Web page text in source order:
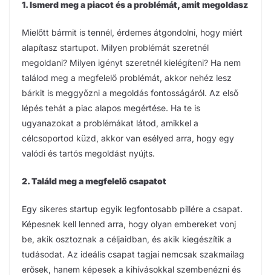
1. Ismerd meg a piacot és a problémát, amit megoldasz
Mielőtt bármit is tennél, érdemes átgondolni, hogy miért
alapítasz startupot. Milyen problémát szeretnél
megoldani? Milyen igényt szeretnél kielégíteni? Ha nem
találod meg a megfelelő problémát, akkor nehéz lesz
bárkit is meggyőzni a megoldás fontosságáról. Az első
lépés tehát a piac alapos megértése. Ha te is
ugyanazokat a problémákat látod, amikkel a
célcsoportod küzd, akkor van esélyed arra, hogy egy
valódi és tartós megoldást nyújts.
2. Találd meg a megfelelő csapatot
Egy sikeres startup egyik legfontosabb pillére a csapat.
Képesnek kell lenned arra, hogy olyan embereket vonj
be, akik osztoznak a céljaidban, és akik kiegészítik a
tudásodat. Az ideális csapat tagjai nemcsak szakmailag
erősek, hanem képesek a kihívásokkal szembenézni és